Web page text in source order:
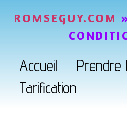
Accueil
Prendre
Tarification
ROMSEGUY.COM